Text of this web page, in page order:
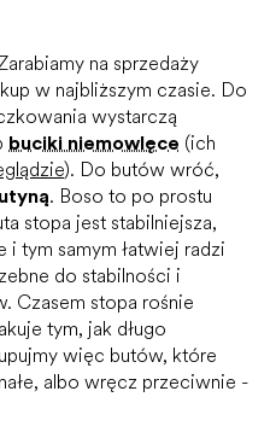
na sprzedaży
w najbliższym czasie. Do
wystarczą
buciki niemowlęce (ich
). Do butów wróć,
. Boso to po prostu
stopa jest stabilniejsza,
tym samym łatwiej radzi
do stabilności i
Czasem stopa rośnie
tym, jak długo
więc butów, które
albo wręcz przeciwnie -